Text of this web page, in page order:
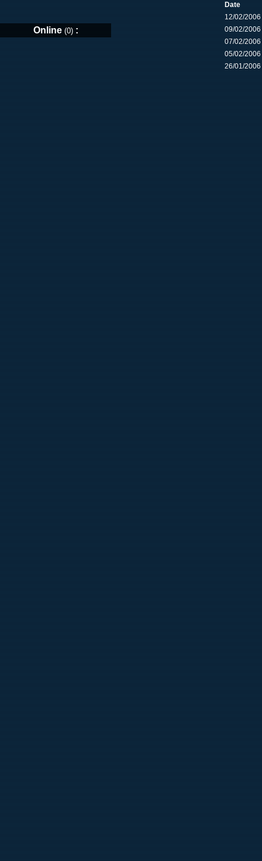
Online (0):
Date
12/02/2006
09/02/2006
07/02/2006
05/02/2006
26/01/2006